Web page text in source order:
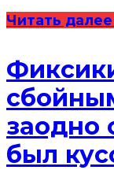
Читать далее
заодно
был